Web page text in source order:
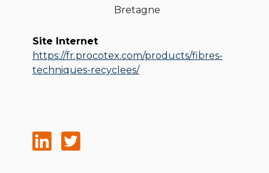
Bretagne
Site Internet
https://fr.procotex.com/products/fibres-
techniques-recyclees/